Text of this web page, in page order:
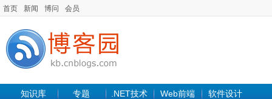
首页 新闻 博问 会员
知识库 专题 .NET技术 Web前端 软件设计